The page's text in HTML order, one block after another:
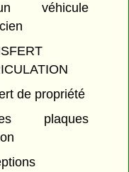
véhicule
de propriété
plaques